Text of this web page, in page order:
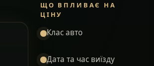
ЩО ВПЛИВАЄ НА
ЦІНУ
Клас авто
Дата та час виїзду